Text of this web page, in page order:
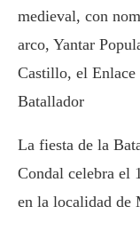
medieval, con
arco, Yantar
Castillo, el
Batallador
La fiesta de la
Condal celebra el
en la localidad de